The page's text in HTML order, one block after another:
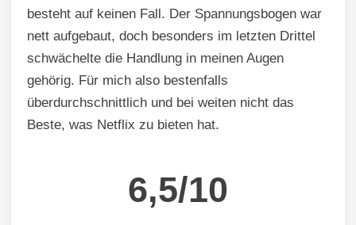
besteht auf keinen Fall. Der Spannungsbogen war
nett aufgebaut, doch besonders im letzten Drittel
schwächelte die Handlung in meinen Augen
gehörig. Für mich also bestenfalls
überdurchschnittlich und bei weiten nicht das
Beste, was Netflix zu bieten hat.
6,5/10